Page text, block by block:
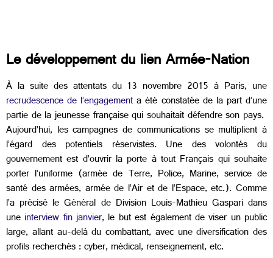
Le développement du lien Armée-Nation
À la suite des attentats du 13 novembre 2015 à Paris, une
recrudescence de l’engagementa été constatée de la part d’une
partie de la jeunesse française qui souhaitait défendre son pays.
Aujourd’hui, les campagnes de communications se multiplient à
l’égard des potentiels réservistes. Une des volontés du
gouvernement est d’ouvrir la porte à tout Français qui souhaite
porter l’uniforme (armée de Terre, Police, Marine, service de
santé des armées, armée de l’Air et de l’Espace, etc.). Comme
l’a précisé le Général de Division Louis-Mathieu Gaspari dans
une interview fin janvier, le but est également de viser un public
large, allant au-delà du combattant, avec une diversification des
profils recherchés : cyber, médical, renseignement, etc.